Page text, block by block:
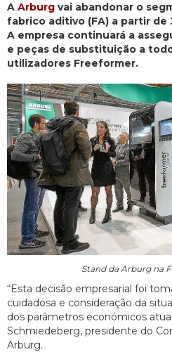
A Arburg vai abandonar o
fabrico aditivo (FA) a partir de
A empresa continuará a
e peças de substituição a
utilizadores Freeformer.
Stand da Arburg na
“Esta decisão empresarial foi
cuidadosa e consideração da
dos parâmetros económicos
Schmiedeberg, presidente do
Arburg.